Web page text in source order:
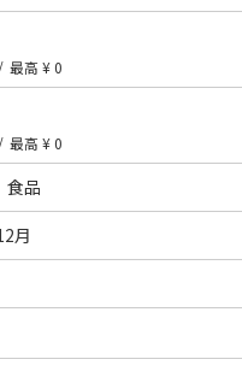
最高 ¥ 0
最高 ¥ 0
食品
月